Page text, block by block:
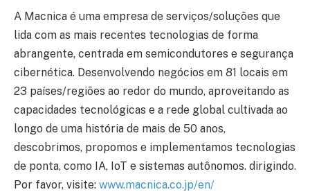
A Macnica é uma empresa de serviços/soluções que
lida com as mais recentes tecnologias de forma
abrangente, centrada em semicondutores e segurança
cibernética. Desenvolvendo negócios em 81 locais em
23 países/regiões ao redor do mundo, aproveitando as
capacidades tecnológicas e a rede global cultivada ao
longo de uma história de mais de 50 anos,
descobrimos, propomos e implementamos tecnologias
de ponta, como IA, IoT e sistemas autônomos. dirigindo.
Por favor, visite: www.macnica.co.jp/en/